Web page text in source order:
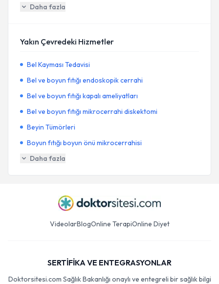
Daha fazla
Yakın Çevredeki Hizmetler
Bel Kayması Tedavisi
Bel ve boyun fıtığı endoskopik cerrahi
Bel ve boyun fıtığı kapalı ameliyatları
Bel ve boyun fıtığı mikrocerrahi diskektomi
Beyin Tümörleri
Boyun fıtığı boyun önü mikrocerrahisi
Daha fazla
VideolarBlogOnline TerapiOnline Diyet
SERTİFİKA VE ENTEGRASYONLAR
Doktorsitesi.com Sağlık Bakanlığı onaylı ve entegreli bir sağlık bilgi